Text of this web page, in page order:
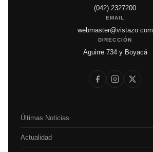
(042) 2327200
EMAIL
webmaster@vistazo.com
DIRECCIÓN
Aguirre 734 y Boyacá
Últimas Noticias
Actualidad